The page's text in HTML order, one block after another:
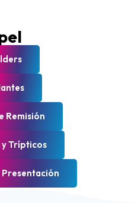
Remisión
Trípticos